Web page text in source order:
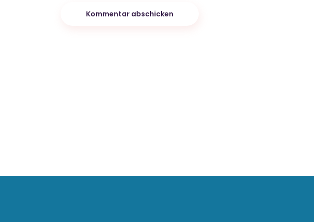
Kommentar abschicken